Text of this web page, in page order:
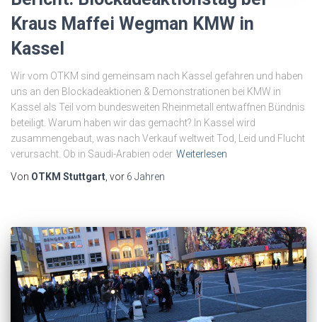
Kraus Maffei Wegman KMW in
Kassel
Wir vom OTKM sind gemeinsam nach Kassel gefahren und haben
uns an den Blockadeaktionen & Demonstrationen bei KMW in
Kassel als Teil vom bundesweiten Rheinmetall entwaffnen Bündnis
beteiligt. Warum haben wir das gemacht? In Kassel wird
zusammengebaut, was nach Verkauf weltweit Tod, Leid und Flucht
verursacht. Ob in Saudi-Arabien oder Weiterlesen
Von OTKM Stuttgart, vor 6 Jahren